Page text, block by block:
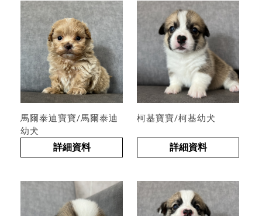
馬爾泰迪寶寶/馬爾泰迪
幼犬
詳細資料
柯基寶寶/柯基幼犬
詳細資料